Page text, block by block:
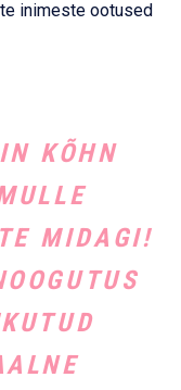
inimeste ootused
KÕHN
MIDAGI!